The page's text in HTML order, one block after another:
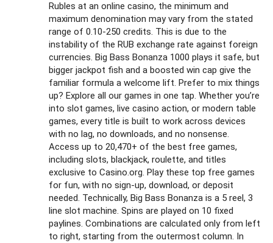
Rubles at an online casino, the minimum and
maximum denomination may vary from the stated
range of 0.10-250 credits. This is due to the
instability of the RUB exchange rate against foreign
currencies. Big Bass Bonanza 1000 plays it safe, but
bigger jackpot fish and a boosted win cap give the
familiar formula a welcome lift. Prefer to mix things
up? Explore all our games in one tap. Whether you’re
into slot games, live casino action, or modern table
games, every title is built to work across devices
with no lag, no downloads, and no nonsense.
Access up to 20,470+ of the best free games,
including slots, blackjack, roulette, and titles
exclusive to Casino.org. Play these top free games
for fun, with no sign-up, download, or deposit
needed. Technically, Big Bass Bonanza is a 5 reel, 3
line slot machine. Spins are played on 10 fixed
paylines. Combinations are calculated only from left
to right, starting from the outermost column. In